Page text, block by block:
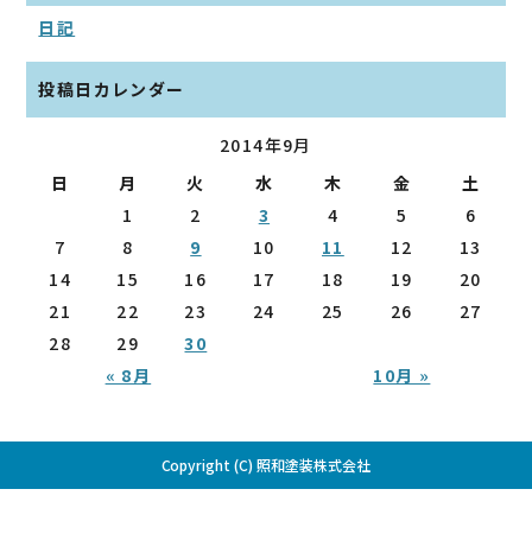
日記
投稿日カレンダー
2014年9月
日
月 火 水 木 金 土
« 8月 10月 »
1 2 3 4 5
6
7
8 9 10 11 12
13
14
15 16 17 18 19
20
21
22 23 24 25 26
27
28
29 30
Copyright (C) 照和塗装株式会社